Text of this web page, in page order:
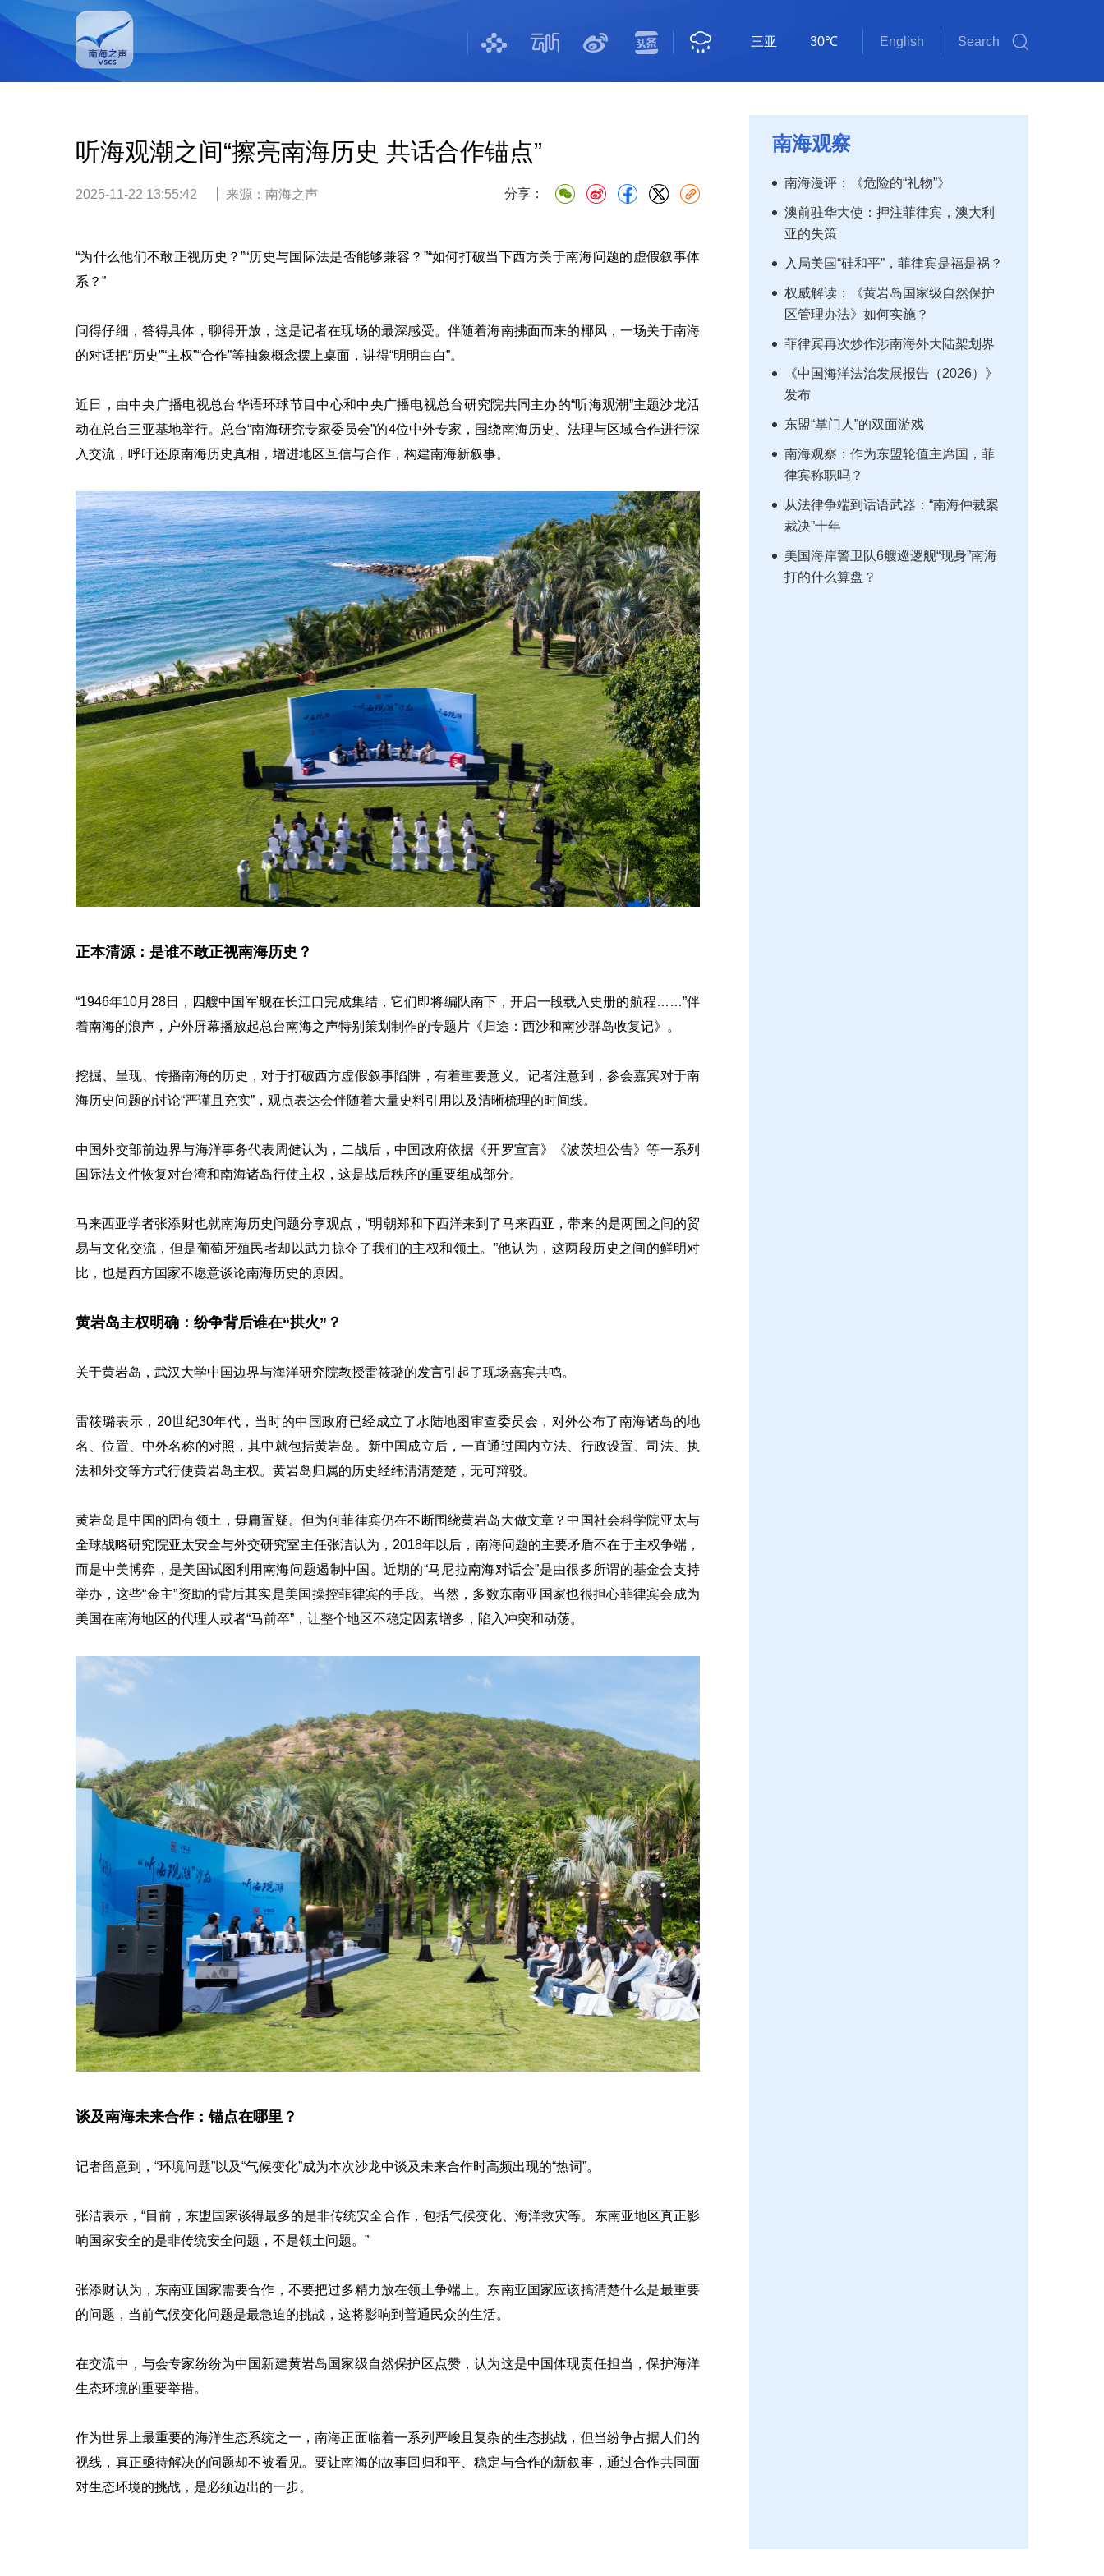
Search
English
河内 38℃
三沙 32℃
三亚 30℃
琼海 34℃
海口 32℃
斯里巴加湾 34℃
金边 34℃
雅加达 33℃
万象 31℃
吉隆坡 34℃
马尼拉 30℃
新加坡 33℃
曼谷 34℃
内比都 31℃
河内 38℃
三沙 32℃
听海观潮之间“擦亮南海历史 共话合作锚点”
分享：
2025-11-22 13:55:42 来源： 南海之声
“为什么他们不敢正视历史？”“历史与国际法是否能够兼容？”“如何打破当下西方关于南海问题的虚假叙事体
系？”
问得仔细，答得具体，聊得开放，这是记者在现场的最深感受。伴随着海南拂面而来的椰风，一场关于南海
的对话把“历史”“主权”“合作”等抽象概念摆上桌面，讲得“明明白白”。
近日，由中央广播电视总台华语环球节目中心和中央广播电视总台研究院共同主办的“听海观潮”主题沙龙活
动在总台三亚基地举行。总台“南海研究专家委员会”的4位中外专家，围绕南海历史、法理与区域合作进行深
入交流，呼吁还原南海历史真相，增进地区互信与合作，构建南海新叙事。
正本清源：是谁不敢正视南海历史？
“1946年10月28日，四艘中国军舰在长江口完成集结，它们即将编队南下，开启一段载入史册的航程……”伴
着南海的浪声，户外屏幕播放起总台南海之声特别策划制作的专题片《归途：西沙和南沙群岛收复记》。
挖掘、呈现、传播南海的历史，对于打破西方虚假叙事陷阱，有着重要意义。记者注意到，参会嘉宾对于南
海历史问题的讨论“严谨且充实”，观点表达会伴随着大量史料引用以及清晰梳理的时间线。
中国外交部前边界与海洋事务代表周健认为，二战后，中国政府依据《开罗宣言》《波茨坦公告》等一系列
国际法文件恢复对台湾和南海诸岛行使主权，这是战后秩序的重要组成部分。
马来西亚学者张添财也就南海历史问题分享观点，“明朝郑和下西洋来到了马来西亚，带来的是两国之间的贸
易与文化交流，但是葡萄牙殖民者却以武力掠夺了我们的主权和领土。”他认为，这两段历史之间的鲜明对
比，也是西方国家不愿意谈论南海历史的原因。
黄岩岛主权明确：纷争背后谁在“拱火”？
关于黄岩岛，武汉大学中国边界与海洋研究院教授雷筱璐的发言引起了现场嘉宾共鸣。
雷筱璐表示，20世纪30年代，当时的中国政府已经成立了水陆地图审查委员会，对外公布了南海诸岛的地
名、位置、中外名称的对照，其中就包括黄岩岛。新中国成立后，一直通过国内立法、行政设置、司法、执
法和外交等方式行使黄岩岛主权。黄岩岛归属的历史经纬清清楚楚，无可辩驳。
黄岩岛是中国的固有领土，毋庸置疑。但为何菲律宾仍在不断围绕黄岩岛大做文章？中国社会科学院亚太与
全球战略研究院亚太安全与外交研究室主任张洁认为，2018年以后，南海问题的主要矛盾不在于主权争端，
而是中美博弈，是美国试图利用南海问题遏制中国。近期的“马尼拉南海对话会”是由很多所谓的基金会支持
举办，这些“金主”资助的背后其实是美国操控菲律宾的手段。当然，多数东南亚国家也很担心菲律宾会成为
美国在南海地区的代理人或者“马前卒”，让整个地区不稳定因素增多，陷入冲突和动荡。
谈及南海未来合作：锚点在哪里？
记者留意到，“环境问题”以及“气候变化”成为本次沙龙中谈及未来合作时高频出现的“热词”。
张洁表示，“目前，东盟国家谈得最多的是非传统安全合作，包括气候变化、海洋救灾等。东南亚地区真正影
响国家安全的是非传统安全问题，不是领土问题。”
张添财认为，东南亚国家需要合作，不要把过多精力放在领土争端上。东南亚国家应该搞清楚什么是最重要
的问题，当前气候变化问题是最急迫的挑战，这将影响到普通民众的生活。
在交流中，与会专家纷纷为中国新建黄岩岛国家级自然保护区点赞，认为这是中国体现责任担当，保护海洋
生态环境的重要举措。
作为世界上最重要的海洋生态系统之一，南海正面临着一系列严峻且复杂的生态挑战，但当纷争占据人们的
视线，真正亟待解决的问题却不被看见。要让南海的故事回归和平、稳定与合作的新叙事，通过合作共同面
对生态环境的挑战，是必须迈出的一步。
南海观察
南海漫评：《危险的“礼物”》
澳前驻华大使：押注菲律宾，澳大利
亚的失策
入局美国“硅和平”，菲律宾是福是祸？
权威解读：《黄岩岛国家级自然保护
区管理办法》如何实施？
菲律宾再次炒作涉南海外大陆架划界
《中国海洋法治发展报告（2026）》
发布
东盟“掌门人”的双面游戏
南海观察：作为东盟轮值主席国，菲
律宾称职吗？
从法律争端到话语武器：“南海仲裁案
裁决”十年
美国海岸警卫队6艘巡逻舰“现身”南海
打的什么算盘？